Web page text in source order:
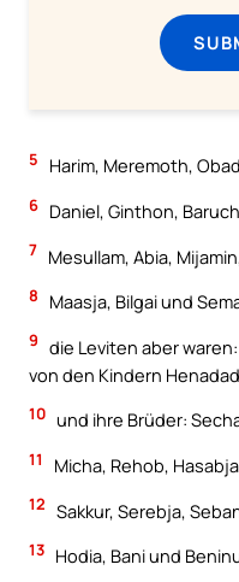
5 Harim, Meremoth,
6 Daniel, Ginthon,
7 Mesullam, Abia, Mijamin,
8 Maasja, Bilgai und
9 die Leviten aber
von den Kindern
10 und ihre Brüder:
11 Micha, Rehob,
12 Sakkur, Serebja,
13 Hodia, Bani und